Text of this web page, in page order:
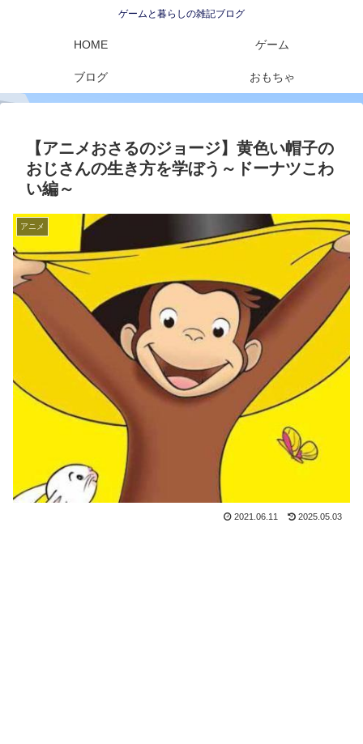
ゲームと暮らしの雑記ブログ
HOME ゲーム
ブログ おもちゃ
【アニメおさるのジョージ】黄色い帽子の
おじさんの生き方を学ぼう～ドーナツこわ
い編～
アニメ
2021.06.11 2025.05.03